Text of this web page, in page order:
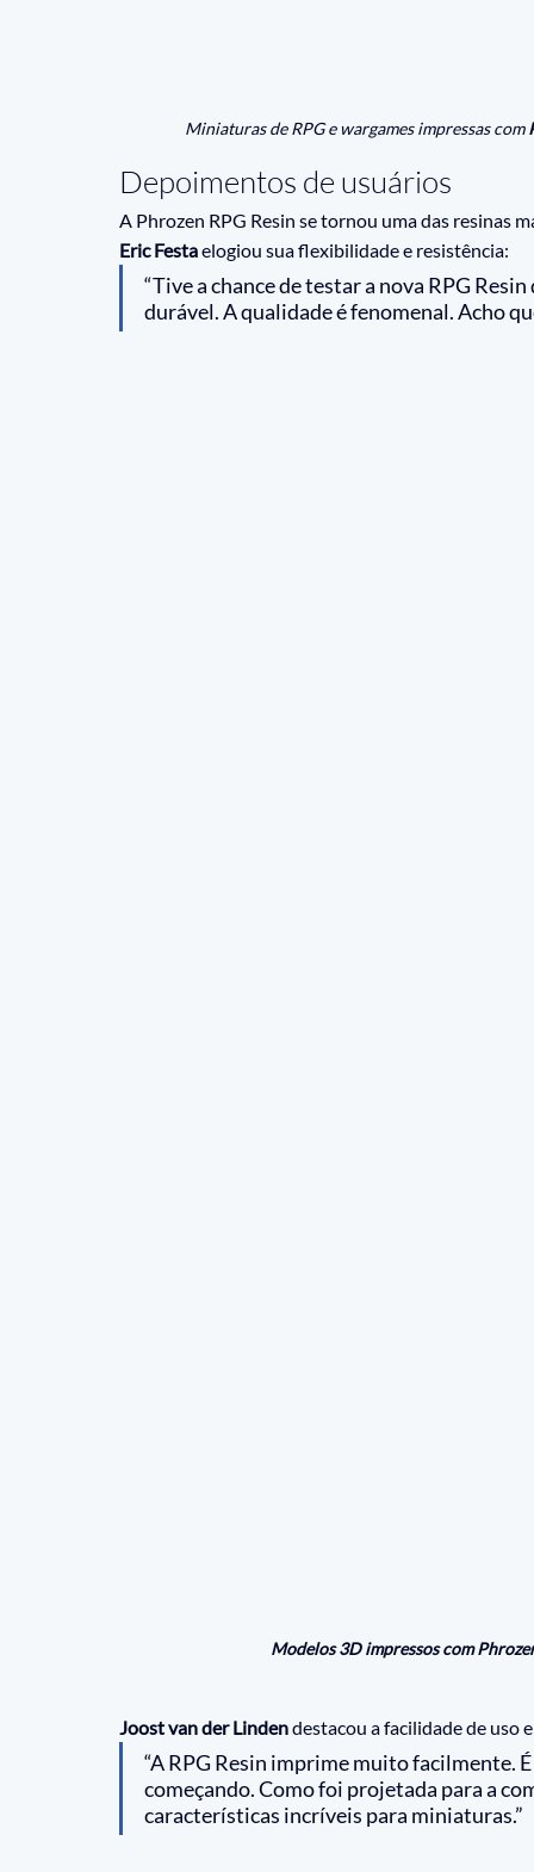
Miniaturas de RPG e wargames impressas com
Depoimentos de usuários
A Phrozen RPG Resin se tornou uma das resinas
Eric Festa elogiou sua flexibilidade e resistência:
“Tive a chance de testar a nova RPG
durável. A qualidade é fenomenal. Acho
Modelos 3D impressos com
Joost van der Linden destacou a facilidade de uso
“A RPG Resin imprime muito facilmente.
começando. Como foi projetada para a
características incríveis para miniaturas.”